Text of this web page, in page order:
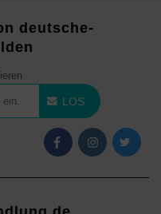
deutsche-
LOS